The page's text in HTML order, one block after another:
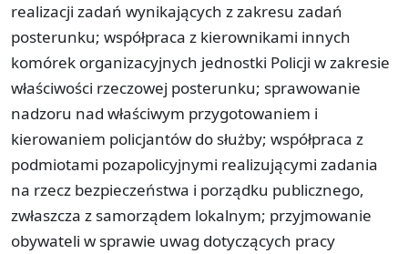
realizacji zadań wynikających z zakresu zadań
posterunku; współpraca z kierownikami innych
komórek organizacyjnych jednostki Policji w zakresie
właściwości rzeczowej posterunku; sprawowanie
nadzoru nad właściwym przygotowaniem i
kierowaniem policjantów do służby; współpraca z
podmiotami pozapolicyjnymi realizującymi zadania
na rzecz bezpieczeństwa i porządku publicznego,
zwłaszcza z samorządem lokalnym; przyjmowanie
obywateli w sprawie uwag dotyczących pracy